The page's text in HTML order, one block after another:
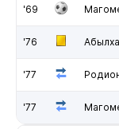
'69
'76
'77
'77